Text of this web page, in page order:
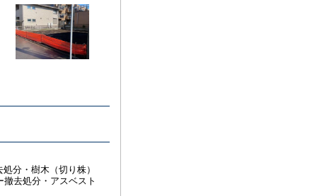
分・樹木（切り株）
去処分・アスベスト